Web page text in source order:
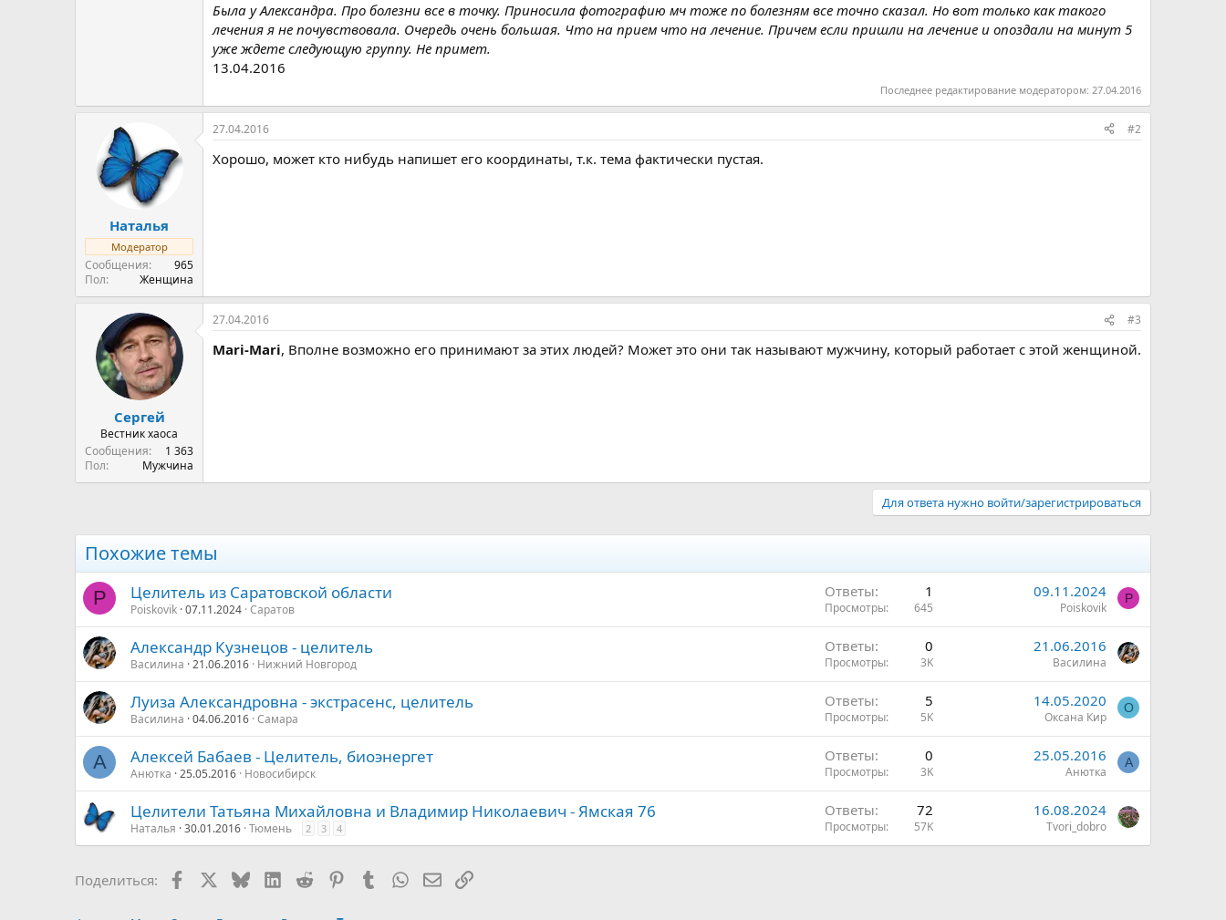
Была у Александра. Про болезни все в точку. Приносила фотографию мч тоже по болезням все точно сказал. Но вот только как такого
лечения я не почувствовала. Очередь очень большая. Что на прием что на лечение. Причем если пришли на лечение и опоздали на минут 5
уже ждете следующую группу. Не примет.
13.04.2016
Последнее редактирование модератором: 27.04.2016
Наталья
Модератор
Сообщения
965
Пол
Женщина
27.04.2016 #2
Хорошо, может кто нибудь напишет его координаты, т.к. тема фактически пустая.
Сергей
Вестник хаоса
Сообщения
1 363
Пол
Мужчина
27.04.2016 #3
Mari-Mari, Вполне возможно его принимают за этих людей? Может это они так называют мужчину, который работает с этой женщиной.
Для ответа нужно войти/зарегистрироваться
Похожие темы
P Целитель из Саратовской области
Poiskovik 07.11.2024 Саратов
Ответы 1
Просмотры 645
09.11.2024
Poiskovik
P
Александр Кузнецов - целитель
Василина 21.06.2016 Нижний Новгород
Ответы 0
Просмотры 3K
21.06.2016
Василина
Луиза Александровна - экстрасенс, целитель
Василина 04.06.2016 Самара
Ответы 5
Просмотры 5K
14.05.2020
Оксана Кир
О
А Алексей Бабаев - Целитель, биоэнергет
Анютка 25.05.2016 Новосибирск
Ответы 0
Просмотры 3K
25.05.2016
Анютка
А
Целители Татьяна Михайловна и Владимир Николаевич - Ямская 76
Наталья 30.01.2016 Тюмень 2 3 4
Ответы 72
Просмотры 57K
16.08.2024
Tvori_dobro
Поделиться: Facebook BlueskyLinkedIn
Reddit PinterestTumblrWhatsAppЭлектронная почта
Ссылка